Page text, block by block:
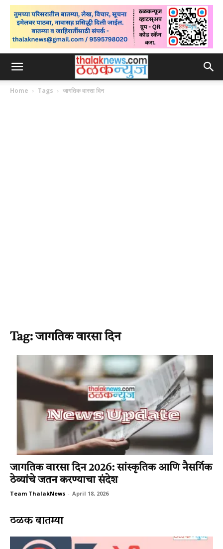
Home Tags जागतिक वारसा दिन
Tag: जागतिक वारसा दिन
जागतिक वारसा दिन 2026: सांस्कृतिक आणि नैसर्गिक
ठेव्यांचे जतन करण्याचा संदेश
Team ThalakNews - April 18, 2026
ठळक बातम्या